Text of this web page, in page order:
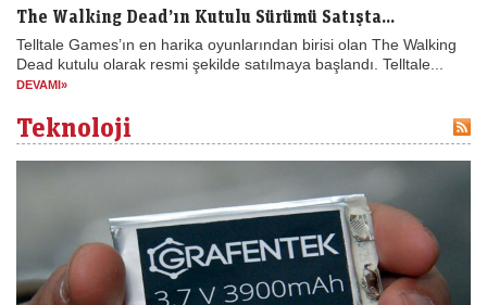
The Walking Dead’ın Kutulu Sürümü Satışta...
Telltale Games’ın en harika oyunlarından birisi olan The Walking
Dead kutulu olarak resmi şekilde satılmaya başlandı. Telltale...
DEVAMI»
Teknoloji